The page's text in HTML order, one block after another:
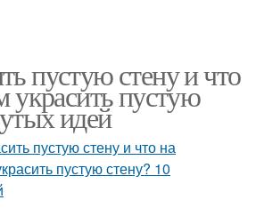
пустую стену и что
пустую
идей